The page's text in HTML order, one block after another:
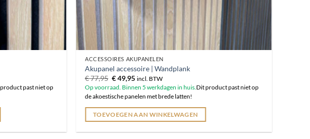
past niet op
ACCESSOIRES AKUPANELEN
Akupanel accessoire | Wandplank
€77,95 Oorspronkelijke
prijs
was:
€ 77,95.
€49,95Huidige
prijs
is:
€ 49,95.
incl. BTW
Op voorraad. Binnen 5 werkdagen in huis. Dit product past niet op
de akoestische panelen met brede latten!
TOEVOEGEN AAN WINKELWAGEN